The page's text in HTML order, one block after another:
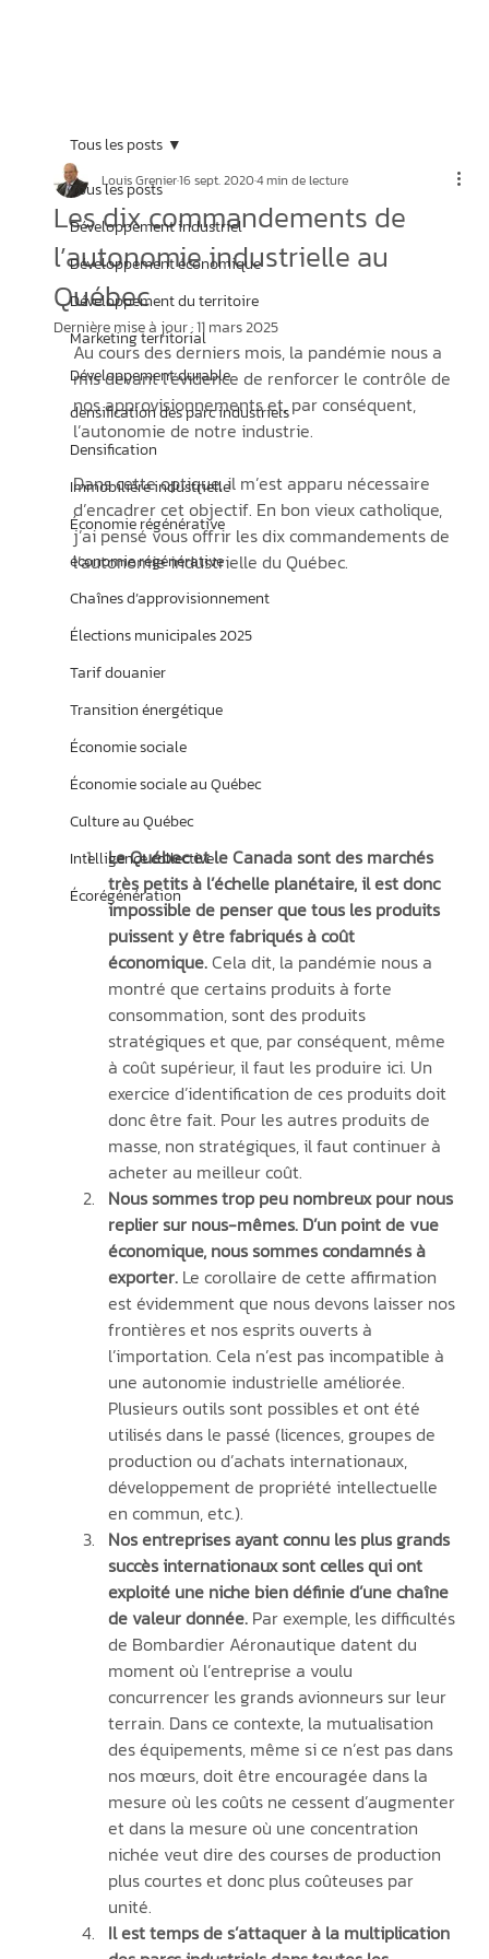
Tous les posts
Développement industriel
Développement économique
Développement du territoire
Marketing territorial
Développement durable
densification des parc industriels
Densification
Immobilière industrielle
Économie régénérative
économie régénérative
Chaînes d’approvisionnement
Élections municipales 2025
Tarif douanier
Transition énergétique
Économie sociale
Économie sociale au Québec
Culture au Québec
Intelligence collective
Écorégénération
Tous les posts
Les dix commandements de
l’autonomie industrielle au
Québec
Louis Grenier16 sept. 20204 min de lecture
Dernière mise à jour :11 mars 2025
Au cours des derniers mois, la pandémie nous a
mis devant l’évidence de renforcer le contrôle de
nos approvisionnements et, par conséquent,
l’autonomie de notre industrie.
Dans cette optique, il m’est apparu nécessaire
d’encadrer cet objectif. En bon vieux catholique,
j’ai pensé vous offrir les dix commandements de
l’autonomie industrielle du Québec.
Le Québec et le Canada sont des marchés
très petits à l’échelle planétaire, il est donc
impossible de penser que tous les produits
puissent y être fabriqués à coût
économique. Cela dit, la pandémie nous a
montré que certains produits à forte
consommation, sont des produits
stratégiques et que, par conséquent, même
à coût supérieur, il faut les produire ici. Un
exercice d’identification de ces produits doit
donc être fait. Pour les autres produits de
masse, non stratégiques, il faut continuer à
acheter au meilleur coût.
Nous sommes trop peu nombreux pour nous
replier sur nous-mêmes. D’un point de vue
économique, nous sommes condamnés à
exporter. Le corollaire de cette affirmation
est évidemment que nous devons laisser nos
frontières et nos esprits ouverts à
l’importation. Cela n’est pas incompatible à
une autonomie industrielle améliorée.
Plusieurs outils sont possibles et ont été
utilisés dans le passé (licences, groupes de
production ou d’achats internationaux,
développement de propriété intellectuelle
en commun, etc.).
Nos entreprises ayant connu les plus grands
succès internationaux sont celles qui ont
exploité une niche bien définie d’une chaîne
de valeur donnée. Par exemple, les difficultés
de Bombardier Aéronautique datent du
moment où l’entreprise a voulu
concurrencer les grands avionneurs sur leur
terrain. Dans ce contexte, la mutualisation
des équipements, même si ce n’est pas dans
nos mœurs, doit être encouragée dans la
mesure où les coûts ne cessent d’augmenter
et dans la mesure où une concentration
nichée veut dire des courses de production
plus courtes et donc plus coûteuses par
unité.
Il est temps de s’attaquer à la multiplication